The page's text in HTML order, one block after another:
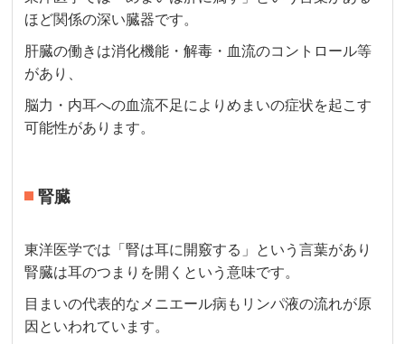
ほど関係の深い臓器です。
肝臓の働きは消化機能・解毒・血流のコントロール等
があり、
脳力・内耳への血流不足によりめまいの症状を起こす
可能性があります。
腎臓
東洋医学では「腎は耳に開竅する」という言葉があり
腎臓は耳のつまりを開くという意味です。
目まいの代表的なメニエール病もリンパ液の流れが原
因といわれています。